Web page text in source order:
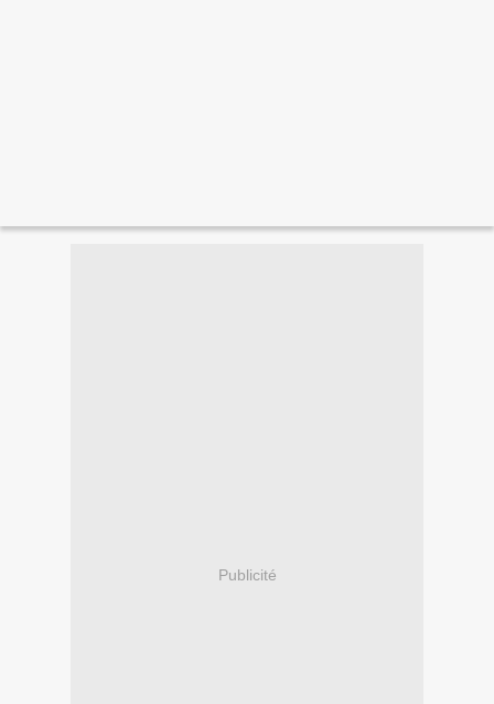
Publicité